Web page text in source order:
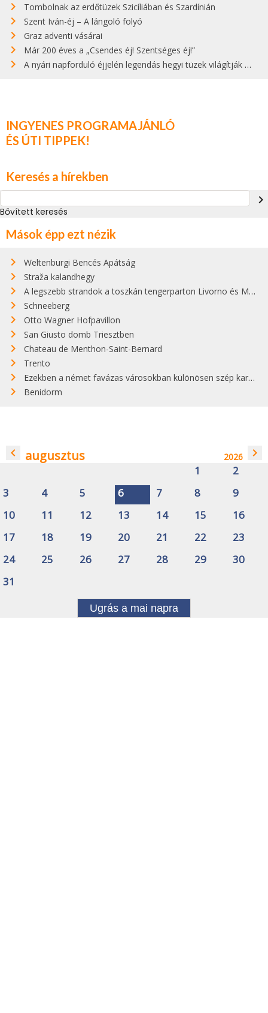
Tombolnak az erdőtüzek Szicíliában és Szardínián
Szent Iván-éj – A lángoló folyó
Graz adventi vásárai
Már 200 éves a „Csendes éj! Szentséges éj!”
A nyári napforduló éjjelén legendás hegyi tüzek világítják meg Zugspitzét
INGYENES PROGRAMAJÁNLÓ
ÉS ÚTI TIPPEK!
Keresés a hírekben
navigate_next
Bővített keresés
Mások épp ezt nézik
Weltenburgi Bencés Apátság
Straža kalandhegy
A legszebb strandok a toszkán tengerparton Livorno és Maremma között
Schneeberg
Otto Wagner Hofpavillon
San Giusto domb Triesztben
Chateau de Menthon-Saint-Bernard
Trento
Ezekben a német favázas városokban különösen szép karácsonyi vásárok vannak
Benidorm
navigate_before augusztus 2026 navigate_next
1
2
3
4 5 6 7 8
9
10
11 12 13 14 15
16
17
18 19 20 21 22
23
24
25 26 27 28 29
30
31
Ugrás a mai napra